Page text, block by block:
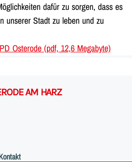
dafür zu sorgen, dass es
unserer Stadt zu leben und zu
Osterode (pdf, 12,6 Megabyte)
AM HARZ